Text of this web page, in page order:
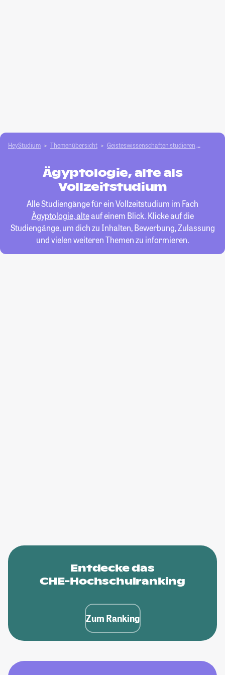
HeyStudium Themenübersicht Geisteswissenschaften studieren
Ägyptologie, alte als
Vollzeitstudium
Alle Studiengänge für ein Vollzeitstudium im Fach
Ägyptologie, alteauf einem Blick. Klicke auf die
Studiengänge, um dich zu Inhalten, Bewerbung, Zulassung
und vielen weiteren Themen zu informieren.
Entdecke das
CHE-Hochschulranking
Zum Ranking